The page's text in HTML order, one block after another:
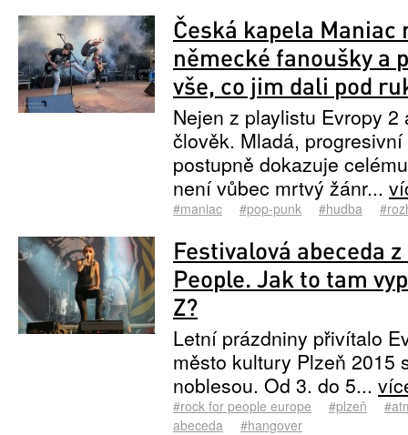
Česká kapela Maniac
německé fanoušky a
vše, co jim dali pod
Nejen z playlistu Evropy 2
člověk. Mladá,
postupně dokazuje
není vůbec mrtvý žánr...
#maniac #pop-punk #hudba
Festivalová abeceda
People. Jak to tam
Z?
Letní prázdniny přivítalo
město kultury Plzeň 2015
noblesou. Od 3. do 5...
#rock for people europe #plzeň
abeceda
#hangover